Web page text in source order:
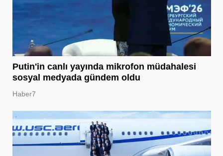
Putin'in canlı yayında mikrofon müdahalesi
sosyal medyada gündem oldu
Haber7